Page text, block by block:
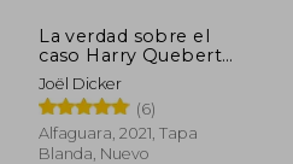
La verdad sobre el
caso Harry Quebert
(Marcus Goldman 1)
Joël Dicker
(6)
Alfaguara, 2021, Tapa
Blanda, Nuevo